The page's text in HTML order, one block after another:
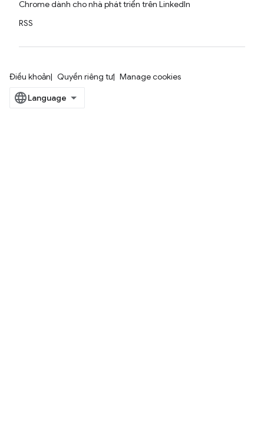
Chrome dành cho nhà phát triển trên LinkedIn
RSS
Điều khoản Quyền riêng tư Manage cookies